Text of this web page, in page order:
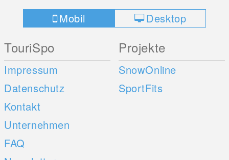
Mobil Desktop
TouriSpo
Impressum
Datenschutz
Kontakt
Unternehmen
FAQ
Projekte
SnowOnline
SportFits